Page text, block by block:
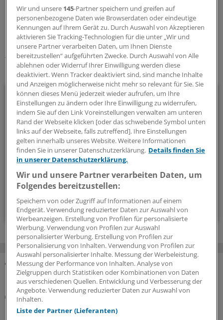
Schlagworte:
Berufspolitik Suchtkrankheiten
Ihr Newsletter zum Thema
Politik & Debatte
Mit diesem Newsletter blicken Sie hinter das tägliche
Geschehen in der Gesundheitspolitik. Mit Analysen,
Hintergründen und einem Blick auf Themen, die die Agenda
bestimmen.
14-tägig, donnerstags
Zum Abonnieren bitte anmelden
MEHR ZUM THEMA
Notfallversorgung
Neuer Bereitschaftsdienst in Nordrhein ist ein
Wir und unsere 145-Partner speichern und greifen auf
personenbezogene Daten wie Browserdaten oder eindeutige
Kennungen auf Ihrem Gerät zu. Durch Auswahl von Akzeptieren
aktivieren Sie Tracking-Technologien für die unter „Wir und
unsere Partner verarbeiten Daten, um Ihnen Dienste
bereitzustellen“ aufgeführten Zwecke. Durch Auswahl von Alle
ablehnen oder Widerruf Ihrer Einwilligung werden diese
deaktiviert. Wenn Tracker deaktiviert sind, sind manche Inhalte
und Anzeigen möglicherweise nicht mehr so relevant für Sie. Sie
können dieses Menü jederzeit wieder aufrufen, um Ihre
Einstellungen zu ändern oder Ihre Einwilligung zu widerrufen,
indem Sie auf den Link Voreinstellungen verwalten am unteren
Rand der Webseite klicken [oder das schwebende Symbol unten
links auf der Webseite, falls zutreffend]. Ihre Einstellungen
gelten innerhalb unseres Website. Weitere Informationen
finden Sie in unserer Datenschutzerklärung. Details finden Sie
in unserer Datenschutzerklärung.
Wir und unsere Partner verarbeiten Daten, um
Folgendes bereitzustellen:
Speichern von oder Zugriff auf Informationen auf einem
Endgerät. Verwendung reduzierter Daten zur Auswahl von
Werbeanzeigen. Erstellung von Profilen für personalisierte
Werbung. Verwendung von Profilen zur Auswahl
personalisierter Werbung. Erstellung von Profilen zur
Personalisierung von Inhalten. Verwendung von Profilen zur
Auswahl personalisierter Inhalte. Messung der Werbeleistung.
Messung der Performance von Inhalten. Analyse von
Zielgruppen durch Statistiken oder Kombinationen von Daten
aus verschiedenen Quellen. Entwicklung und Verbesserung der
Angebote. Verwendung reduzierter Daten zur Auswahl von
Inhalten.
Liste der Partner (Lieferanten)